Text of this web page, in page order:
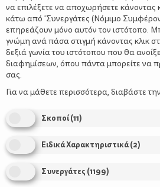
Προστατεύστε τα μαλλιά
ήλιο και τη θάλασσα
να επιλέξετε να αποχωρήσετε κάνοντας
κάτω από 'Συνεργάτες (Νόμιμο
επηρεάζουν μόνο αυτόν τον ιστότοπο.
γνώμη ανά πάσα στιγμή κάνοντας κλικ
δεξιά γωνία του ιστότοπου που θα
διαφημίσεων, όπου πάντα μπορείτε να
σας.
Για να μάθετε περισσότερα, διαβάστε την
Σκοποί(11)
Ειδικά Χαρακτηριστικά(2)
Συνεργάτες (1199)